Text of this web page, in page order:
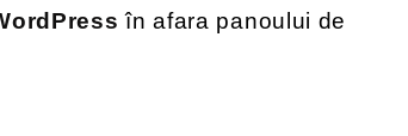
în afara panoului de